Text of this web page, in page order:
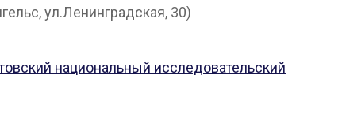
ул.Ленинградская, 30)
национальный исследовательский